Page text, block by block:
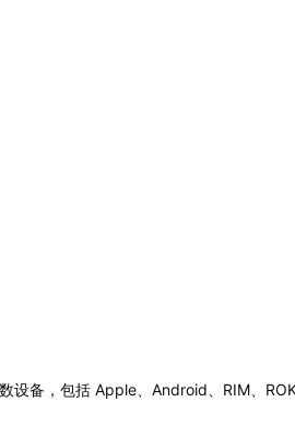
备，包括 Apple、Android、RIM、